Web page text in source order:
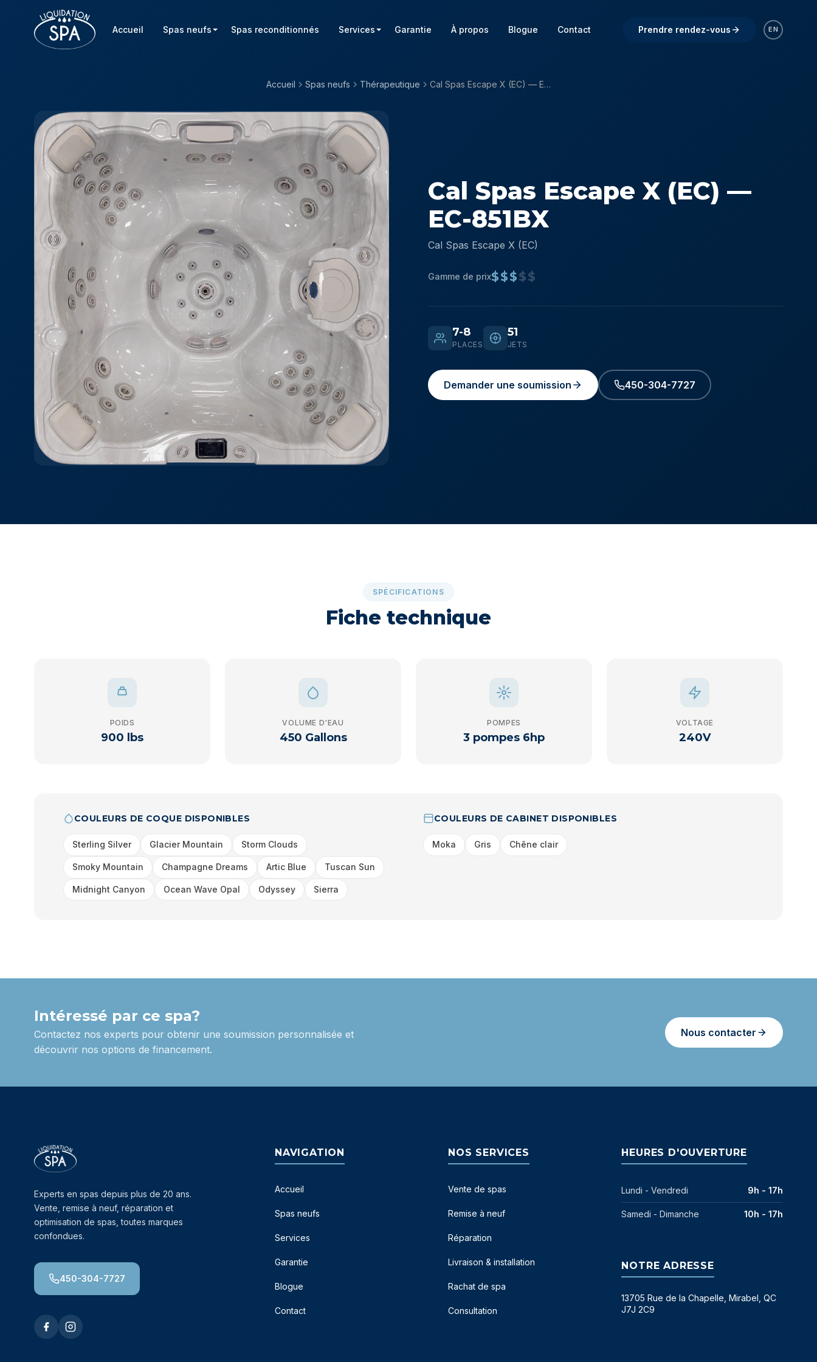
Accueil Spas neufs Spas reconditionnés Services Garantie À propos Blogue Contact Prendre rendez-vous EN
Accueil Spas neufs Thérapeutique Cal Spas Escape X (EC) — EC-851BX
Cal Spas Escape X (EC) —
EC-851BX
Cal Spas Escape X (EC)
Gamme de prix$$$$$
7-8
PLACES
51
JETS
Demander une soumission 450-304-7727
SPÉCIFICATIONS
Fiche technique
POIDS
900 lbs
VOLUME D'EAU
450 Gallons
POMPES
3 pompes 6hp
VOLTAGE
240V
COULEURS DE COQUE DISPONIBLES
Sterling Silver Glacier Mountain Storm Clouds
Smoky Mountain Champagne Dreams Artic Blue Tuscan Sun
Midnight Canyon Ocean Wave Opal Odyssey Sierra
COULEURS DE CABINET DISPONIBLES
Moka Gris Chêne clair
Intéressé par ce spa?
Contactez nos experts pour obtenir une soumission personnalisée et
découvrir nos options de financement.
Nous contacter
Experts en spas depuis plus de 20 ans.
Vente, remise à neuf, réparation et
optimisation de spas, toutes marques
confondues.
450-304-7727
NAVIGATION
Accueil
Spas neufs
Services
Garantie
Blogue
Contact
NOS SERVICES
Vente de spas
Remise à neuf
Réparation
Livraison & installation
Rachat de spa
Consultation
HEURES D'OUVERTURE
Lundi - Vendredi 9h - 17h
Samedi - Dimanche 10h - 17h
NOTRE ADRESSE
13705 Rue de la Chapelle, Mirabel, QC
J7J 2C9